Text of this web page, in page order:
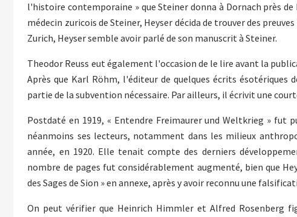
l'histoire contemporaine » que Steiner donna à Dornach près
médecin zuricois de Steiner, Heyser décida de trouver des
Zurich, Heyser semble avoir parlé de son manuscrit à Steiner.
Theodor Reuss eut également l'occasion de le lire avant la
Après que Karl Röhm, l'éditeur de quelques écrits
partie de la subvention nécessaire. Par ailleurs, il écrivit une
Postdaté en 1919, « Entendre Freimaurer und Weltkrieg »
néanmoins ses lecteurs, notamment dans les milieux
année, en 1920. Elle tenait compte des derniers
nombre de pages fut considérablement augmenté, bien que
des Sages de Sion » en annexe, après y avoir reconnu une
On peut vérifier que Heinrich Himmler et Alfred Rosenberg